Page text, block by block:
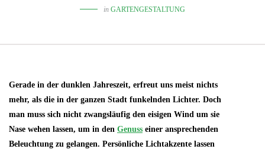
in GARTENGESTALTUNG
Gerade in der dunklen Jahreszeit, erfreut uns meist nichts
mehr, als die in der ganzen Stadt funkelnden Lichter. Doch
man muss sich nicht zwangsläufig den eisigen Wind um sie
Nase wehen lassen, um in den Genuss einer ansprechenden
Beleuchtung zu gelangen. Persönliche Lichtakzente lassen